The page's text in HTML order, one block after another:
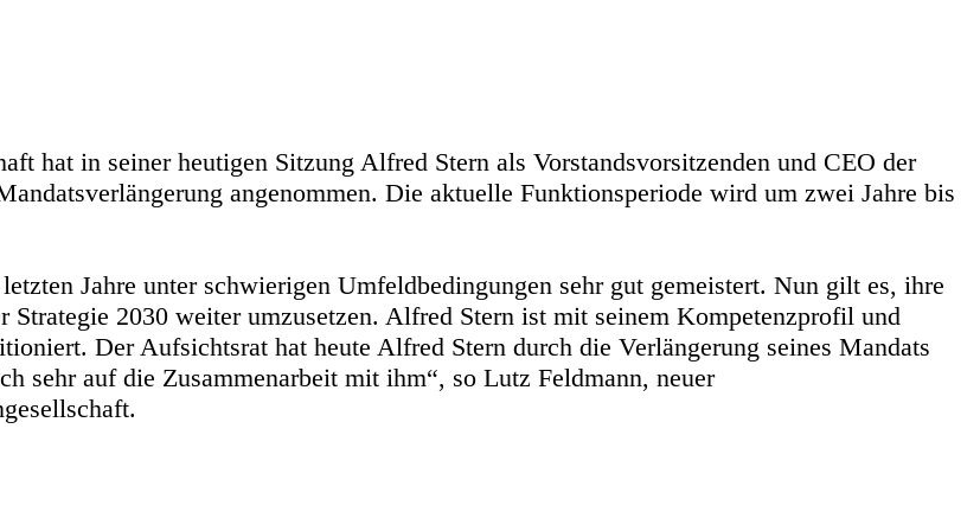
hat in seiner heutigen Sitzung Alfred Stern als Vorstandsvorsitzenden und CEO der
angenommen. Die aktuelle Funktionsperiode wird um zwei Jahre bis
Jahre unter schwierigen Umfeldbedingungen sehr gut gemeistert. Nun gilt es, ihre
Strategie 2030 weiter umzusetzen. Alfred Stern ist mit seinem Kompetenzprofil und
Der Aufsichtsrat hat heute Alfred Stern durch die Verlängerung seines Mandats
sehr auf die Zusammenarbeit mit ihm“, so Lutz Feldmann, neuer